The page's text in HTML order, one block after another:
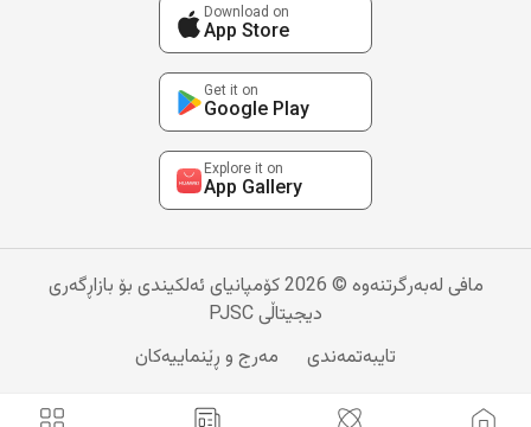
Download on
App Store
Get it on
Google Play
Explore it on
App Gallery
مافی لەبەرگرتنەوە © 2026 کۆمپانیای ئەلکیندی بۆ بازاڕگەری
دیجیتاڵی PJSC
تایبەتمەندی
مەرج و ڕێنماییەکان